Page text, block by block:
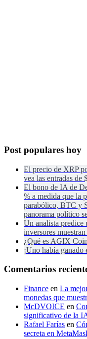
Post populares hoy
El precio de XRP
vea las entradas de
El bono de IA de
% a medida que la
parabólico, BTC y
panorama político
Un analista
inversores
¿Qué es AGIX
¡Uno había
Comentarios
Finance en La
monedas que
McDVOICE en
significativo de la
Rafael Farías en
secreta en